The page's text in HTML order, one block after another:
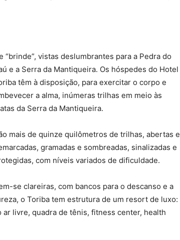
“brinde”, vistas deslumbrantes para a Pedra do
e a Serra da Mantiqueira. Os hóspedes do Hotel
têm à disposição, para exercitar o corpo e
a alma, inúmeras trilhas em meio às
da Serra da Mantiqueira.
mais de quinze quilômetros de trilhas, abertas e
gramadas e sombreadas, sinalizadas e
com níveis variados de dificuldade.
se clareiras, com bancos para o descanso e a
o Toriba tem estrutura de um resort de luxo:
livre, quadra de tênis, fitness center, health